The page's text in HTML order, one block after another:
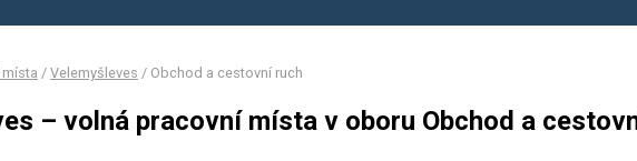
/ Velemyšleves / Obchod a cestovní ruch
– volná pracovní místa v oboru Obchod a